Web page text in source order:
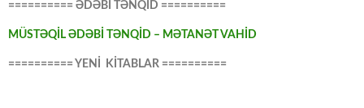
========== ƏDƏBİ TƏNQİD ==========
MÜSTƏQİL ƏDƏBİ TƏNQİD – MƏTANƏT VAHİD
========== YENİ KİTABLAR ==========